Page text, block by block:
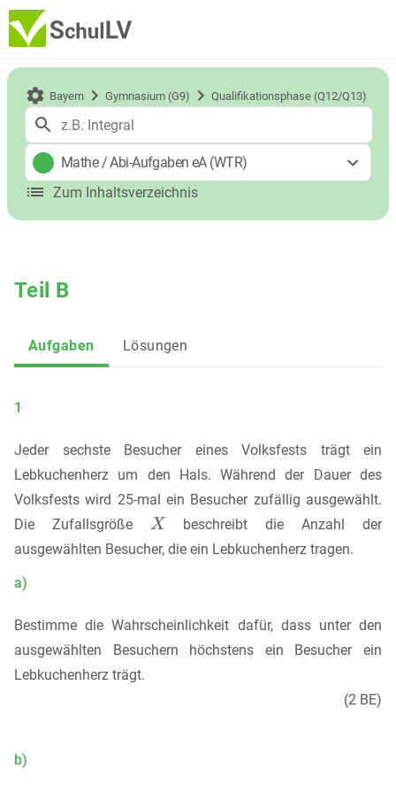
Bayern Gymnasium (G9) Qualifikationsphase (Q12/Q13)
Mathe/Abi-Aufgaben eA (WTR)
Zum Inhaltsverzeichnis
Teil B
Aufgaben Lösungen
1
Jeder sechste Besucher eines Volksfests trägt ein
Lebkuchenherz um den Hals. Während der Dauer des
Volksfests wird 25-mal ein Besucher zufällig ausgewählt.
Die Zufallsgröße
beschreibt die Anzahl der
ausgewählten Besucher, die ein Lebkuchenherz tragen.
a)
Bestimme die Wahrscheinlichkeit dafür, dass unter den
ausgewählten Besuchern höchstens ein Besucher ein
Lebkuchenherz trägt.
(2 BE)
b)